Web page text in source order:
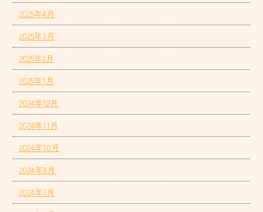
2025年4月
2025年3月
2025年2月
2025年1月
2024年12月
2024年11月
2024年10月
2024年9月
2024年7月